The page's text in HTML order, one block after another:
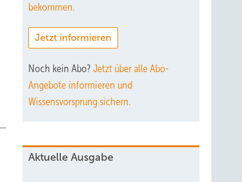
bekommen.
Jetzt informieren
Noch kein Abo? Jetzt über alle Abo-
Angebote informieren und
Wissensvorsprung sichern.
Aktuelle Ausgabe